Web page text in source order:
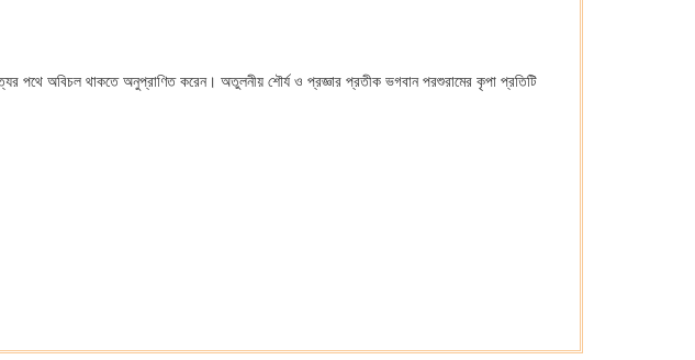
পথে অবিচল থাকতে অনুপ্রাণিত করেন। অতুলনীয় শৌর্য ও প্রজ্ঞার প্রতীক ভগবান পরশুরামের কৃপা প্রতিটি